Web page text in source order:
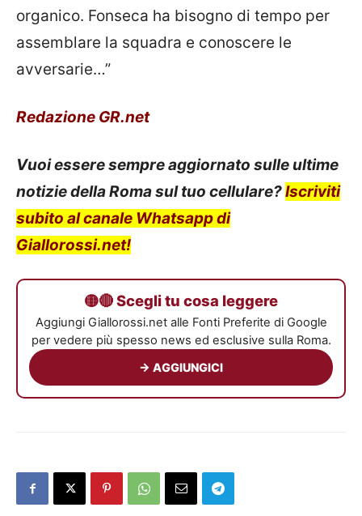
organico. Fonseca ha bisogno di tempo per
assemblare la squadra e conoscere le
avversarie…”
Redazione GR.net
Vuoi essere sempre aggiornato sulle ultime
notizie della Roma sul tuo cellulare?Iscriviti
subito al canale Whatsapp di
Giallorossi.net!
🟡🔴 Scegli tu cosa leggere
Aggiungi Giallorossi.net alle Fonti Preferite di Google
per vedere più spesso news ed esclusive sulla Roma.
→ AGGIUNGICI